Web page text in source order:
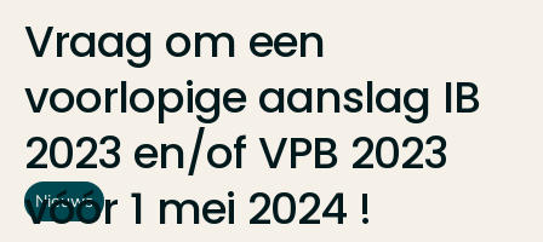
Vraag om een
voorlopige aanslag IB
2023 en/ofVPB 2023
vóór 1 mei 2024 !
Nieuws